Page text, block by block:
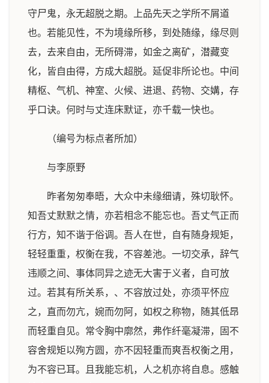
守尸鬼，永无超脱之期。上品先天之学所不屑道
也。若能见性，不为境缘所移，到处随缘，缘尽则
去，去来自由，无所碍滞，如金之离矿，潜藏变
化，皆自由得，方成大超脱。延促非所论也。中间
精枢、气机、神室、火候、进退、药物、交媾，存
乎口诀。何时与丈连床默证，亦千载一快也。
（编号为标点者所加）
与李原野
昨者匆匆奉晤，大众中未缘细请，殊切耿怀。
知吾丈默默之情，亦若相念不能忘也。吾丈气正而
行方，知不谐于俗调。吾人在世，自有随身规矩，
轻轻重重，权衡在我，不容差池。一切交承，辞气
违顺之间、事体同异之迹无大害于义者，自可放
过。若其有所关系，、不容放过处，亦须平怀应
之，直而勿亢，婉而勿阿，如权之称物，随其低昂
而轻重自见。常令胸中廓然，弗作纤毫凝滞，固不
容舍规矩以殉方圆，亦不因轻重而爽吾权衡之用，
为不容已耳。且我能忘机，人之机亦将自息。感触